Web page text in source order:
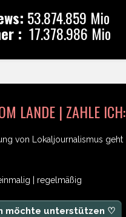
53.874.859 Mio
: 17.378.986 Mio
LANDE | ZAHLE ICH:
von Lokaljournalismus geht
| regelmäßig
möchte unterstützen ♡